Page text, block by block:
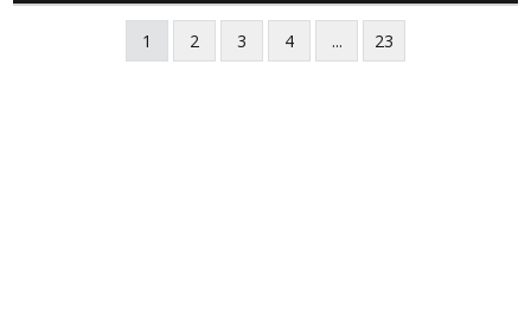
1 2 3 4 ... 23